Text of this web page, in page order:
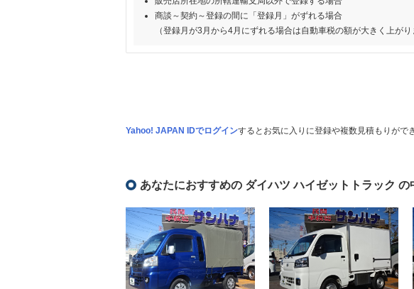
商談～契約～登録の間に「登録月」がずれる場合
（登録月が3月から4月にずれる場合は自動車税の額が大きく上がり
Yahoo! JAPAN IDでログインするとお気に入りに登録や複数見積もりがで
あなたにおすすめの ダイハツ ハイゼットトラック の